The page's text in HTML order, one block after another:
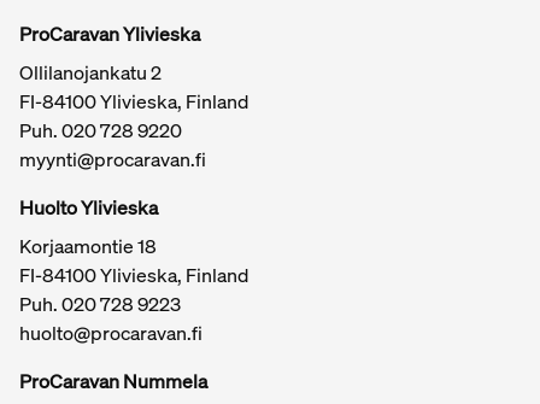
ProCaravan Ylivieska
Ollilanojankatu 2
FI-84100 Ylivieska, Finland
Puh.020 728 9220
myynti@procaravan.fi
Huolto Ylivieska
Korjaamontie 18
FI-84100 Ylivieska, Finland
Puh.020 728 9223
huolto@procaravan.fi
ProCaravan Nummela